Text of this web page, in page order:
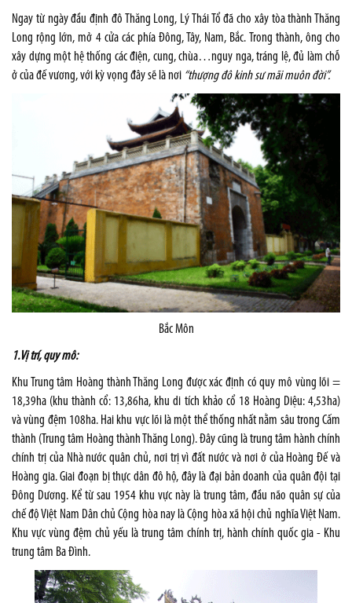
Ngay từ ngày đầu định đô Thăng Long, Lý Thái Tổ đã cho xây tòa thành Thăng
Long rộng lớn, mở 4 cửa các phía Đông, Tây, Nam, Bắc. Trong thành, ông cho
xây dựng một hệ thống các điện, cung, chùa…nguy nga, tráng lệ, đủ làm chỗ
ở của đế vương, với kỳ vọng đây sẽ là nơi “thượng đô kinh sư mãi muôn đời”.
Bắc Môn
1.Vị trí, quy mô:
Khu Trung tâm Hoàng thành Thăng Long được xác định có quy mô vùng lõi =
18,39ha (khu thành cổ: 13,86ha, khu di tích khảo cổ 18 Hoàng Diệu: 4,53ha)
và vùng đệm 108ha. Hai khu vực lõi là một thể thống nhất nằm sâu trong Cấm
thành (Trung tâm Hoàng thành Thăng Long). Đây cũng là trung tâm hành chính
chính trị của Nhà nước quân chủ, nơi trị vì đất nước và nơi ở của Hoàng Đế và
Hoàng gia. Giai đoạn bị thực dân đô hộ, đây là đại bản doanh của quân đội tại
Đông Dương. Kể từ sau 1954 khu vực này là trung tâm, đầu não quân sự của
chế độ Việt Nam Dân chủ Cộng hòa nay là Cộng hòa xã hội chủ nghĩa Việt Nam.
Khu vực vùng đệm chủ yếu là trung tâm chính trị, hành chính quốc gia - Khu
trung tâm Ba Đình.